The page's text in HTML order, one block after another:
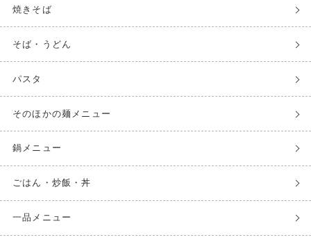
焼きそば
そば・うどん
パスタ
そのほかの麺メニュー
鍋メニュー
ごはん・炒飯・丼
一品メニュー